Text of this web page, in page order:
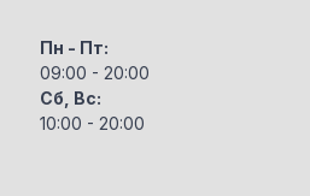
Пн - Пт:
09:00 - 20:00
Сб, Вс:
10:00 - 20:00